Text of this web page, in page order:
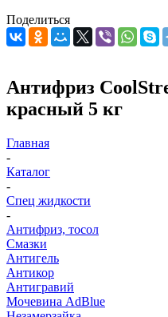
Поделиться
Антифриз
красный 5 кг
Главная
-
Каталог
-
Спец жидкости
-
Антифриз, тосол
Смазки
Антигель
Антикор
Антигравий
Мочевина AdBlue